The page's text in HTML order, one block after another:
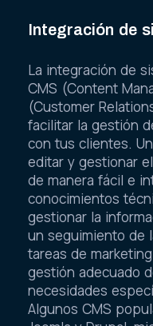
Integración de
La integración de
CMS (Content
(Customer
facilitar la gestión
con tus clientes.
editar y gestionar
de manera fácil e
conocimientos
gestionar la
un seguimiento de
tareas de
gestión adecuado
necesidades
Algunos CMS